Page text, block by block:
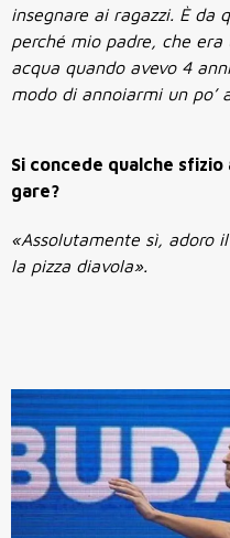
insegnare ai ragazzi. È da
perché mio padre, che
acqua quando avevo 4
modo di annoiarmi un po’
Si concede qualche
gare?
«Assolutamente sì, adoro
la pizza diavola».